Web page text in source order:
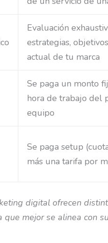
Evaluación
estrategias,
actual de tu marca
Se paga un monto
hora de trabajo del
equipo
Se paga setup
más una tarifa por
digital ofrecen
que mejor se alinea con